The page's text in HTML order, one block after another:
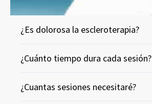
¿Es dolorosa la escleroterapia?
¿Cuánto tiempo dura cada sesión?
¿Cuantas sesiones necesitaré?